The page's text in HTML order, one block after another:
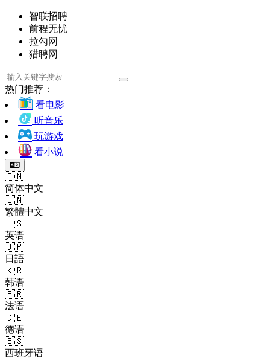
智联招聘
前程无忧
拉勾网
猎聘网
热门推荐：
看电影
听音乐
玩游戏
看小说
🇨🇳
简体中文
🇨🇳
繁體中文
🇺🇸
英语
🇯🇵
日語
🇰🇷
韩语
🇫🇷
法语
🇩🇪
德语
🇪🇸
西班牙语